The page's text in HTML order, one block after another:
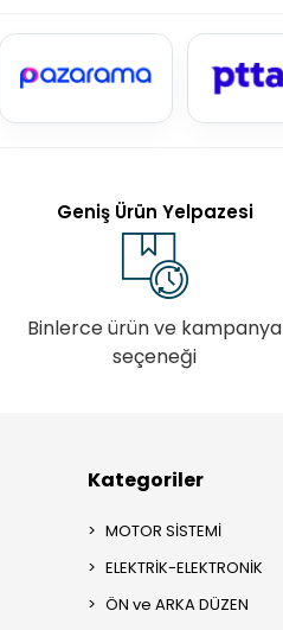
Geniş Ürün Yelpazesi
Binlerce ürün ve kampanya
seçeneği
Kategoriler
MOTOR SİSTEMİ
ELEKTRİK-ELEKTRONİK
ÖN ve ARKA DÜZEN